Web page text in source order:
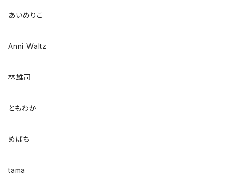
あいめりこ
Anni Waltz
林雄司
ともわか
めばち
tama